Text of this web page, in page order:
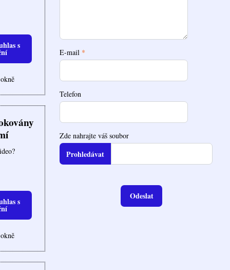
s
s
E-mail *
Telefon
Zde nahrajte váš soubor
Odeslat